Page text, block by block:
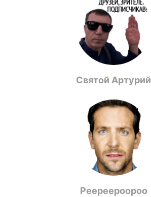
Святой Артурий
Peepeepoopoo